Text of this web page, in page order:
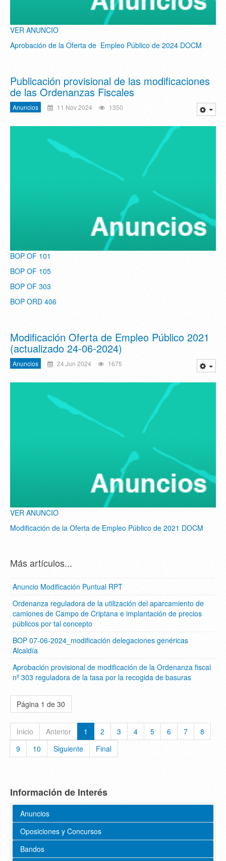
VER ANUNCIO
Aprobación de la Oferta de Empleo Público de 2024 DOCM
Publicación provisional de las modificaciones
de las Ordenanzas Fiscales
Anuncios 11 Nov 2024 1350
BOP OF 101
BOP OF 105
BOP OF 303
BOP ORD 406
Modificación Oferta de Empleo Público 2021
(actualizado 24-06-2024)
Anuncios 24 Jun 2024 1675
VER ANUNCIO
Modificación de la Oferta de Empleo Público de 2021 DOCM
Más artículos...
Anuncio Modificación Puntual RPT
Ordenanza reguladora de la utilización del aparcamiento de
camiones de Campo de Criptana e implantación de precios
públicos por tal concepto
BOP 07-06-2024_modificación delegaciones genéricas
Alcaldía
Aprobación provisional de modificación de la Ordenanza fiscal
nº 303 reguladora de la tasa por la recogida de basuras
Página 1 de 30
Inicio Anterior 1 2 3 4 5 6 7
8
9
10 Siguiente Final
Información de Interés
Anuncios
Oposiciones y Concursos
Bandos